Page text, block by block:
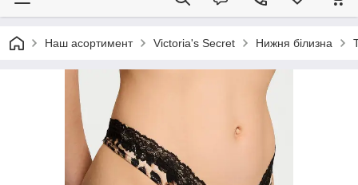
Наш асортимент Victoria's Secret Нижня білизна